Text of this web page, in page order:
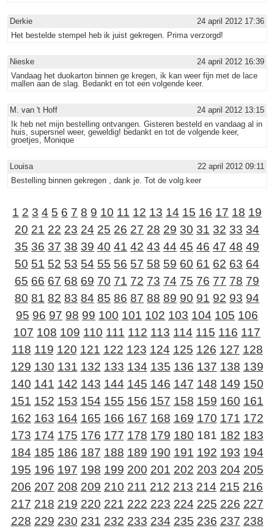
Derkie
24 april 2012 17:36
Het bestelde stempel heb ik juist gekregen. Prima verzorgd!
Nieske
24 april 2012 16:39
Vandaag het duokarton binnen ge kregen, ik kan weer fijn met de lace
mallen aan de slag. Bedankt en tot een volgende keer.
M. van 't Hoff
24 april 2012 13:15
Ik heb net mijn bestelling ontvangen. Gisteren besteld en vandaag al in
huis, supersnel weer, geweldig! bedankt en tot de volgende keer,
groetjes, Monique
Louisa
22 april 2012 09:11
Bestelling binnen gekregen , dank je. Tot de volg.keer
1 2 3 4 5 6 7 8 9 10 11 12 13 14 15 16 17 18 19
20 21 22 23 24 25 26 27 28 29 30 31 32 33 34
35 36 37 38 39 40 41 42 43 44 45 46 47 48 49
50 51 52 53 54 55 56 57 58 59 60 61 62 63 64
65 66 67 68 69 70 71 72 73 74 75 76 77 78 79
80 81 82 83 84 85 86 87 88 89 90 91 92 93 94
95 96 97 98 99 100 101 102 103 104 105 106
107 108 109 110 111 112 113 114 115 116 117
118 119 120 121 122 123 124 125 126 127 128
129 130 131 132 133 134 135 136 137 138 139
140 141 142 143 144 145 146 147 148 149 150
151 152 153 154 155 156 157 158 159 160 161
162 163 164 165 166 167 168 169 170 171 172
173 174 175 176 177 178 179 180 181 182 183
184 185 186 187 188 189 190 191 192 193 194
195 196 197 198 199 200 201 202 203 204 205
206 207 208 209 210 211 212 213 214 215 216
217 218 219 220 221 222 223 224 225 226 227
228 229 230 231 232 233 234 235 236 237 238